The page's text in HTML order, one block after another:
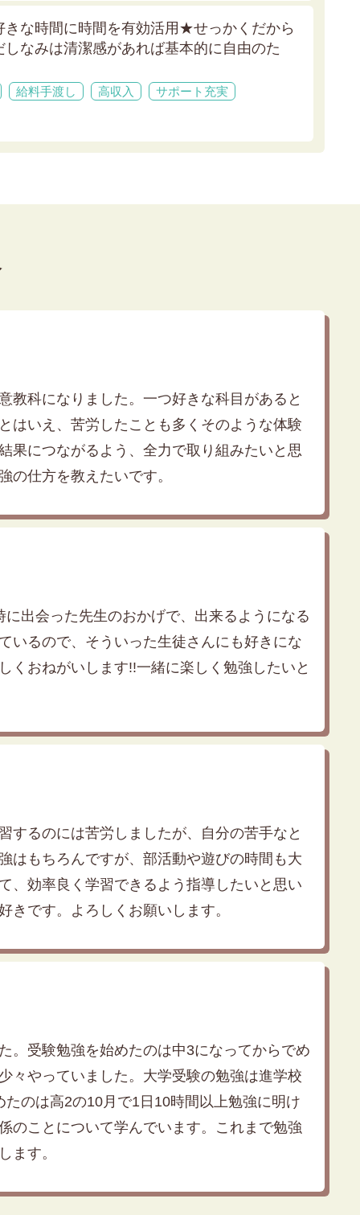
な時間に時間を有効活用★せっかくだから
なみは清潔感があれば基本的に自由のた
給料手渡し 高収入 サポート充実
教科になりました。一つ好きな科目があると
はいえ、苦労したことも多くそのような体験
果につながるよう、全力で取り組みたいと思
の仕方を教えたいです。
出会った先生のおかげで、出来るようになる
いるので、そういった生徒さんにも好きにな
くおねがいします!!一緒に楽しく勉強したいと
するのには苦労しましたが、自分の苦手なと
はもちろんですが、部活動や遊びの時間も大
、効率良く学習できるよう指導したいと思い
です。よろしくお願いします。
。受験勉強を始めたのは中3になってからでめ
々やっていました。大学受験の勉強は進学校
のは高2の10月で1日10時間以上勉強に明け
のことについて学んでいます。これまで勉強
ます。